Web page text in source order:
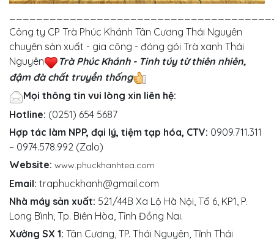
Công ty CP Trà Phúc Khánh Tân Cương Thái Nguyên
chuyên sản xuất - gia công - đóng gói Trà xanh Thái
Nguyên
Trà Phúc Khánh - Tinh túy từ thiên nhiên,
đậm đà chất truyền thống
Mọi thông tin vui lòng xin liên hệ:
Hotline: (0251) 654 5687
Hợp tác làm NPP, đại lý, tiệm tạp hóa, CTV: 0909.711.311
– 0974.578.992 (Zalo)
Website: www.phuckhanhtea.com
Email: traphuckhanh@gmail.com
Nhà máy sản xuất: 521/44B Xa Lộ Hà Nội, Tổ 6, KP1, P.
Long Bình, Tp. Biên Hòa, Tỉnh Đồng Nai.
Xưởng SX 1: Tân Cương, TP. Thái Nguyên, Tỉnh Thái